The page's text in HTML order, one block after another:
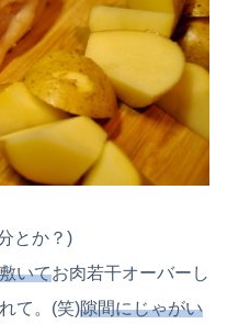
とか？)
いてお肉若干オーバーし
て。(笑)隙間にじゃがい